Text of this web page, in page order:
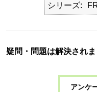
シリーズ
疑問・問題は解決され
アンケ